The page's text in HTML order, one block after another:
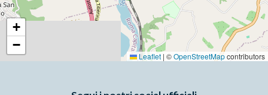
+
−
Leaflet | ©OpenStreetMapcontributors